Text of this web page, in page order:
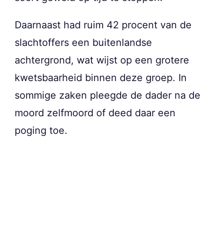
Daarnaast had ruim 42 procent van de
slachtoffers een buitenlandse
achtergrond, wat wijst op een grotere
kwetsbaarheid binnen deze groep. In
sommige zaken pleegde de dader na de
moord zelfmoord of deed daar een
poging toe.